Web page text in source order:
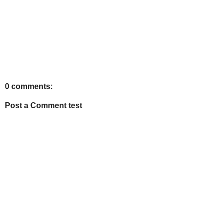
0 comments:
Post a Comment test